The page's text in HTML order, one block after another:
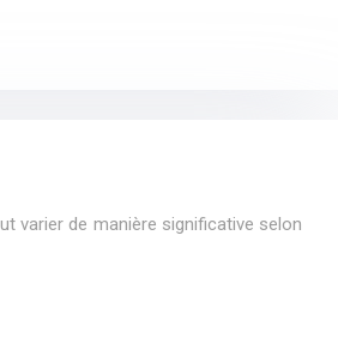
varier de manière significative selon